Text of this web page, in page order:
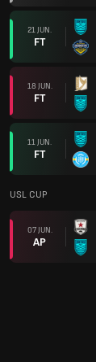
21 JUN.
FT
18 JUN.
FT
11 JUN.
FT
USL CUP
07 JUN.
AP